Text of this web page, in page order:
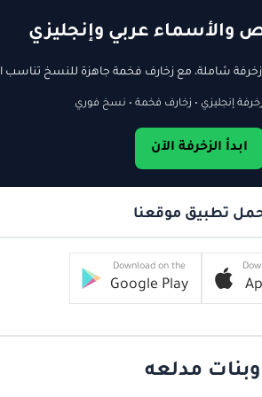
والأسماء عربي وإنجليزي
شاملة، مع زخارف فخمة جاهزة للنسخ تناسب
إنجليزي • زخارف فخمة • نسخ فوري
ابدأ الزخرفة الآن
تطبيق موقعنا
Download on the
Google Play
مدلعه